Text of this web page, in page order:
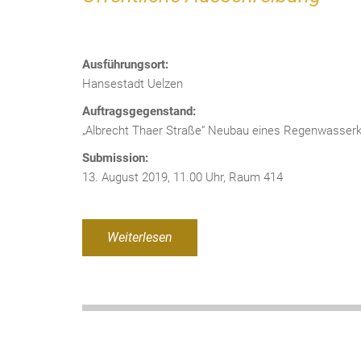
Ausführungsort:
Hansestadt Uelzen
Auftragsgegenstand:
„Albrecht Thaer Straße“ Neubau eines
Submission:
13. August 2019, 11.00 Uhr, Raum 414
Weiterlesen